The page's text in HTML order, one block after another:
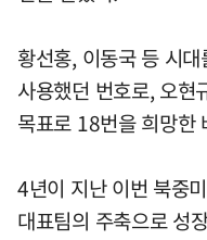
황선홍, 이동국 등 시
사용했던 번호로, 오현
목표로 18번을 희망한
4년이 지난 이번 북중
대표팀의 주축으로 성